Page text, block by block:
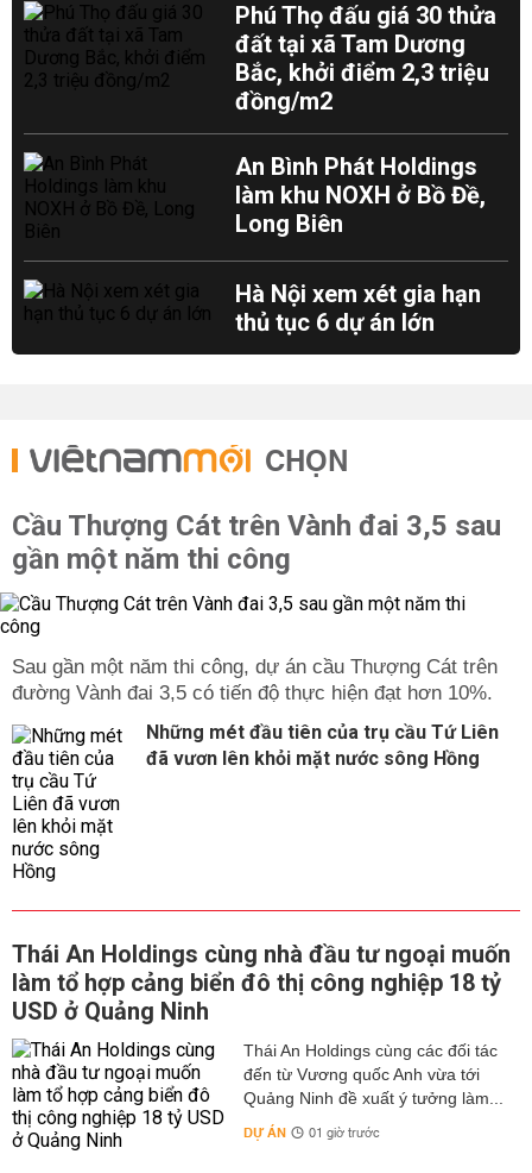
Phú Thọ đấu giá 30 thửa
đất tại xã Tam Dương
Bắc, khởi điểm 2,3 triệu
đồng/m2
An Bình Phát Holdings
làm khu NOXH ở Bồ Đề,
Long Biên
Hà Nội xem xét gia hạn
thủ tục 6 dự án lớn
CHỌN
Cầu Thượng Cát trên Vành đai 3,5 sau
gần một năm thi công
Sau gần một năm thi công, dự án cầu Thượng Cát trên
đường Vành đai 3,5 có tiến độ thực hiện đạt hơn 10%.
Những mét đầu tiên của trụ cầu Tứ Liên
đã vươn lên khỏi mặt nước sông Hồng
Thái An Holdings cùng nhà đầu tư ngoại muốn
làm tổ hợp cảng biển đô thị công nghiệp 18 tỷ
USD ở Quảng Ninh
Thái An Holdings cùng các đối tác
đến từ Vương quốc Anh vừa tới
Quảng Ninh đề xuất ý tưởng làm...
DỰ ÁN 01 giờ trước